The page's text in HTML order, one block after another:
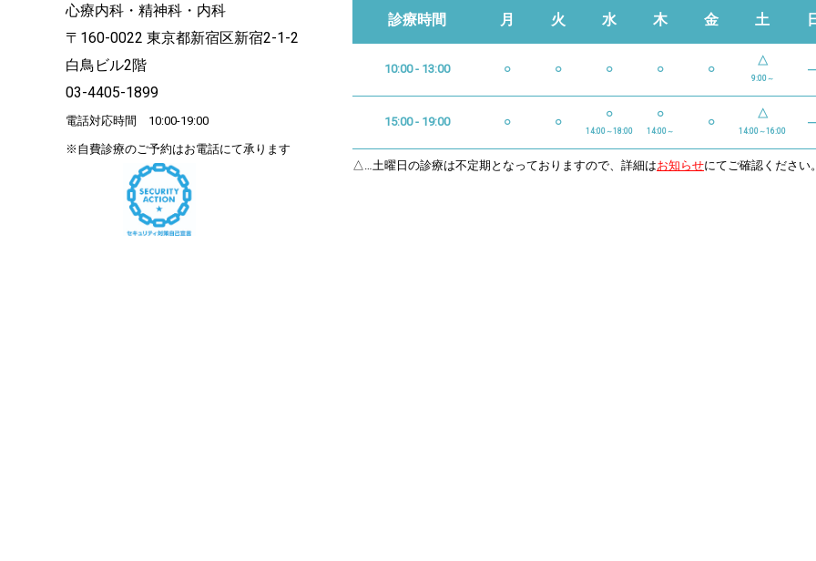
心療内科・精神科・内科
〒160-0022 東京都新宿区新宿2-1-2
白鳥ビル2階
03-4405-1899
電話対応時間 10:00-19:00
※自費診療のご予約はお電話にて承ります
△…土曜日の診療は不定期となっておりますので、詳細はお知らせにてご確認ください
診療時間 月 火 水 木 金 土
10:00 - 13:00 ○ ○ ○ ○ ○
△
9:00～
15:00 - 19:00 ○ ○
○
14:00～18:00
○
14:00～
○
△
14:00～16:00